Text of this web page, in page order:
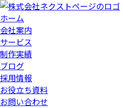
ホーム
会社案内
サービス
制作実績
ブログ
採用情報
お役立ち資料
お問い合わせ